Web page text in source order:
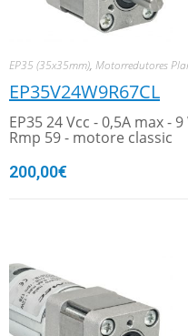
EP35 (35x35mm), Motorredutores
EP35V24W9R67CL
EP35 24 Vcc - 0,5A max -
Rmp 59 - motore classic
200,00€